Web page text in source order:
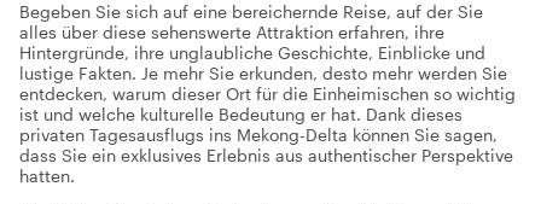
Begeben Sie sich auf eine bereichernde Reise, auf der Sie
alles über diese sehenswerte Attraktion erfahren, ihre
Hintergründe, ihre unglaubliche Geschichte, Einblicke und
lustige Fakten. Je mehr Sie erkunden, desto mehr werden Sie
entdecken, warum dieser Ort für die Einheimischen so wichtig
ist und welche kulturelle Bedeutung er hat. Dank dieses
privaten Tagesausflugs ins Mekong-Delta können Sie sagen,
dass Sie ein exklusives Erlebnis aus authentischer Perspektive
hatten.